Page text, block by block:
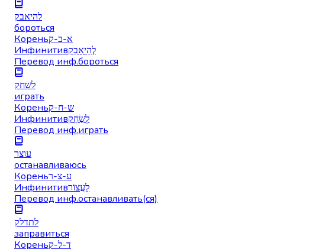
להיאבק
бороться
Кореньא-ב-ק
Инфинитивלְהֵיאָבֵק
Перевод инф.бороться
לשחק
играть
Кореньש-ח-ק
Инфинитивלְשַׂחֵק
Перевод инф.играть
עוצר
останавливаюсь
Кореньע-צ-ר
Инфинитивלַעֲצוֹר
Перевод инф.останавливать(ся)
לתדלק
заправиться
Кореньד-ל-ק